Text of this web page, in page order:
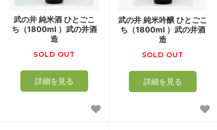
武の井 純米酒 ひとごこ
ち（1800ml ）武の井酒
造
SOLD OUT
詳細を見る
武の井 純米吟醸 ひとごこ
ち（1800ml ）武の井酒
造
SOLD OUT
詳細を見る